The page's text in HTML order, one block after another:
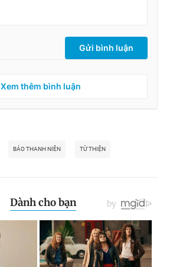
Gửi bình luận
Xem thêm bình luận
BÁO THANH NIÊN TỪ THIỆN